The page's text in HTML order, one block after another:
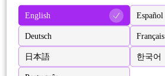
English Español
Deutsch Français
日本語 한국어